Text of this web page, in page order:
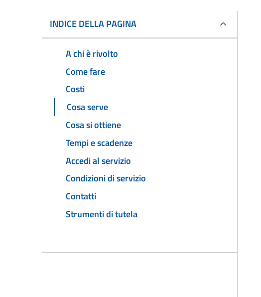
INDICE DELLA PAGINA
A chi è rivolto
Come fare
Costi
Cosa serve
Cosa si ottiene
Tempi e scadenze
Accedi al servizio
Condizioni di servizio
Contatti
Strumenti di tutela